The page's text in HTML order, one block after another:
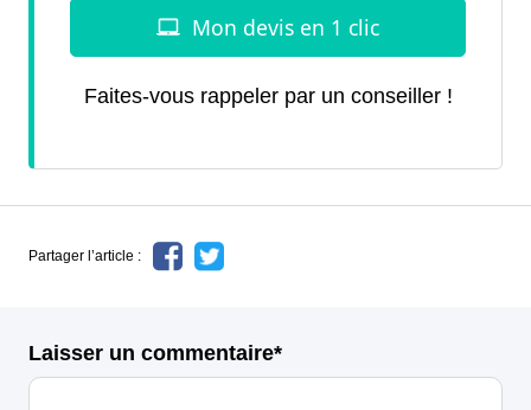
Faites-vous rappeler par un conseiller !
Partager l’article :
Laisser un commentaire*